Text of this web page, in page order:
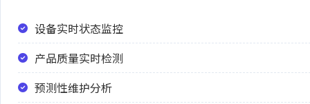
设备实时状态监控
产品质量实时检测
预测性维护分析